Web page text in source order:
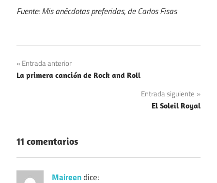
Fuente: Mis anécdotas preferidas, de Carlos Fisas
Navegación
de
Entrada anterior
La primera canción de Rock and Roll
Entrada siguiente
El Soleil Royal
11 comentarios
Maireendice: